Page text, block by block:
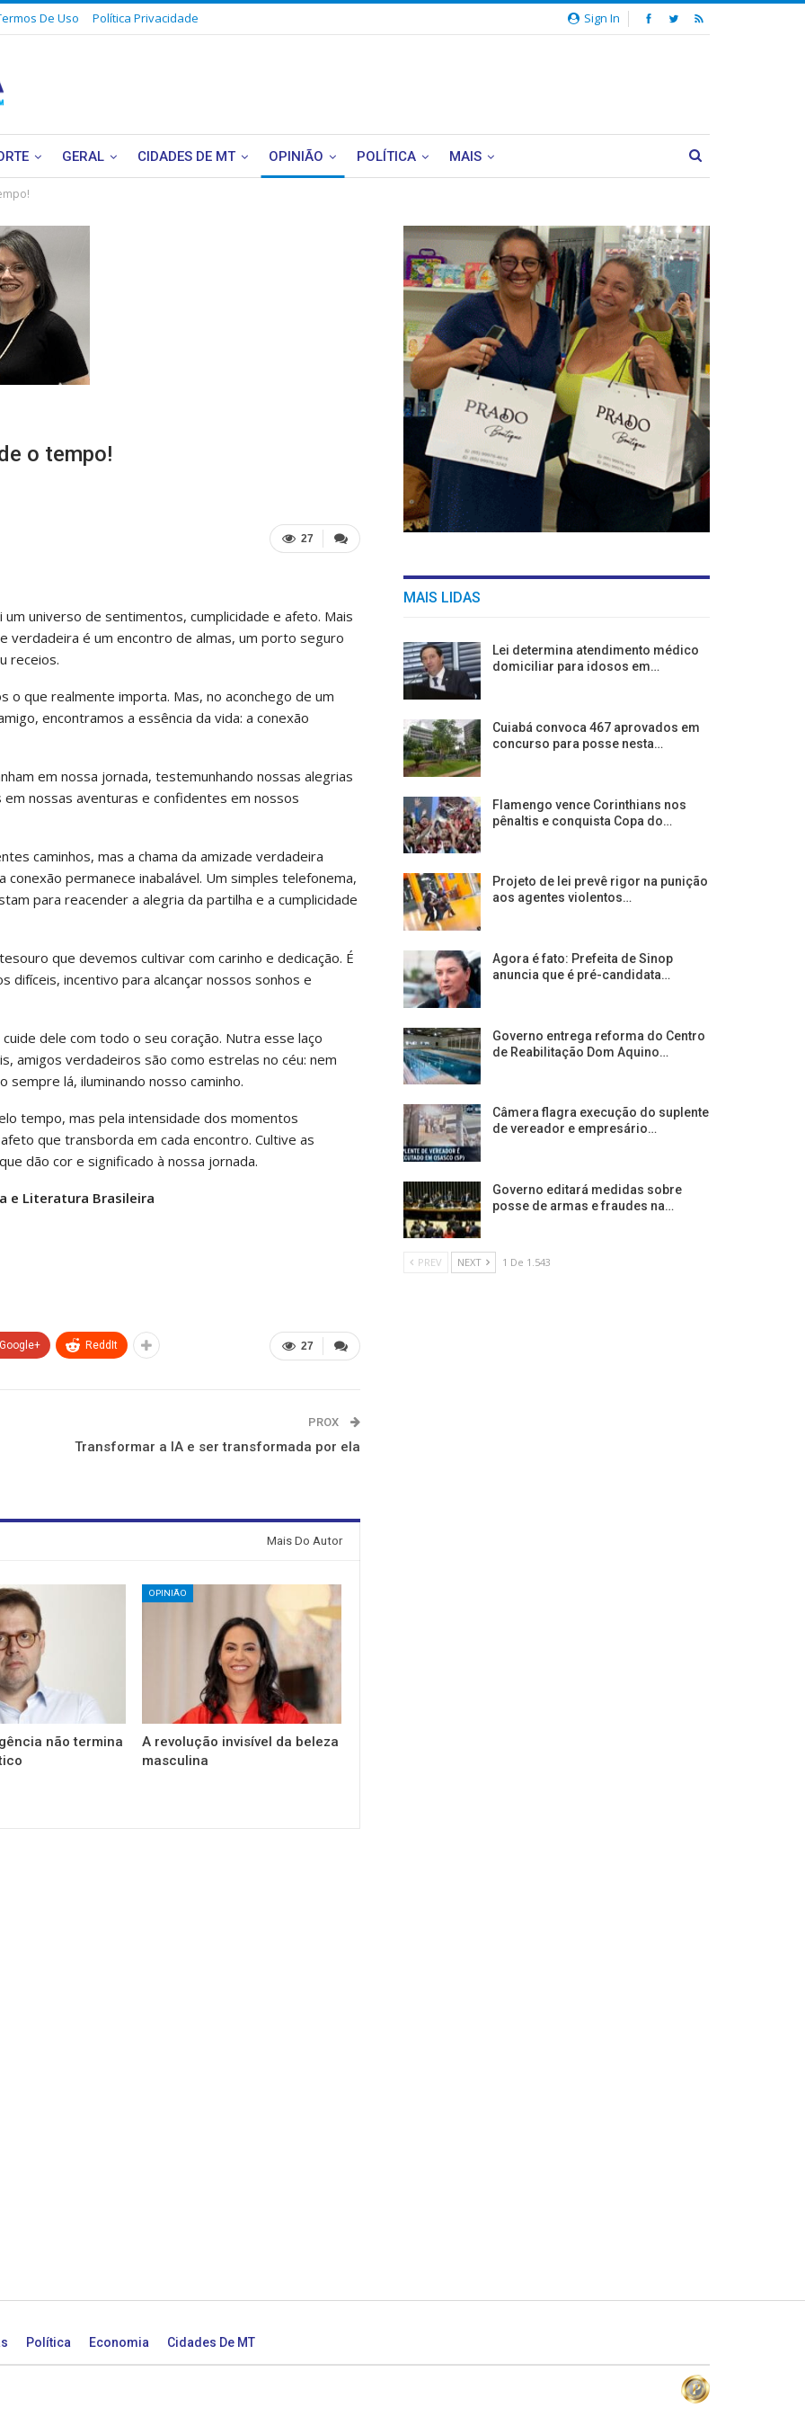
Sign In
De Uso Política Privacidade
GERAL CIDADES DE MT OPINIÃO POLÍTICA MAIS
o tempo!
27
universo de sentimentos, cumplicidade e afeto. Mais
verdadeira é um encontro de almas, um porto seguro
receios.
o que realmente importa. Mas, no aconchego de um
encontramos a essência da vida: a conexão
em nossa jornada, testemunhando nossas alegrias
nossas aventuras e confidentes em nossos
caminhos, mas a chama da amizade verdadeira
permanece inabalável. Um simples telefonema,
para reacender a alegria da partilha e a cumplicidade
que devemos cultivar com carinho e dedicação. É
difíceis, incentivo para alcançar nossos sonhos e
dele com todo o seu coração. Nutra esse laço
amigos verdadeiros são como estrelas no céu: nem
lá, iluminando nosso caminho.
tempo, mas pela intensidade dos momentos
que transborda em cada encontro. Cultive as
dão cor e significado à nossa jornada.
e Literatura Brasileira
27
Google+ ReddIt
PROX
Transformar a IA e ser transformada por ela
Mais Do Autor
não termina
OPINIÃO
A revolução invisível da beleza
masculina
MAIS LIDAS
Lei determina atendimento médico
domiciliar para idosos em…
Cuiabá convoca 467 aprovados em
concurso para posse nesta…
Flamengo vence Corinthians nos
pênaltis e conquista Copa do…
Projeto de lei prevê rigor na punição
aos agentes violentos…
Agora é fato: Prefeita de Sinop
anuncia que é pré-candidata…
Governo entrega reforma do Centro
de Reabilitação Dom Aquino…
Câmera flagra execução do suplente
de vereador e empresário…
Governo editará medidas sobre
posse de armas e fraudes na…
PREV NEXT 1 De 1.543
Política Economia Cidades De MT